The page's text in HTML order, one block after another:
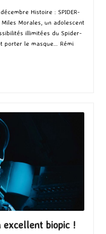
in
Histoire : SPIDER-
Miles Morales, un adolescent
illimitées du Spider-
porter le masque… Rémi
excellent biopic !